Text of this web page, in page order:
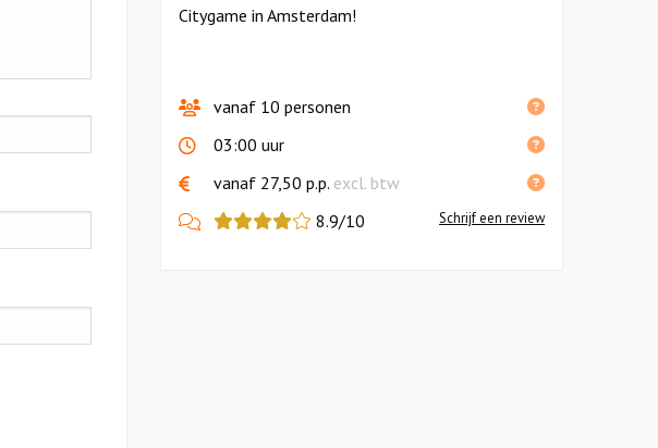
Citygame in Amsterdam!
vanaf 10 personen
03:00 uur
vanaf 27,50 p.p. excl. btw
View
8.9/10 Schrijf een review